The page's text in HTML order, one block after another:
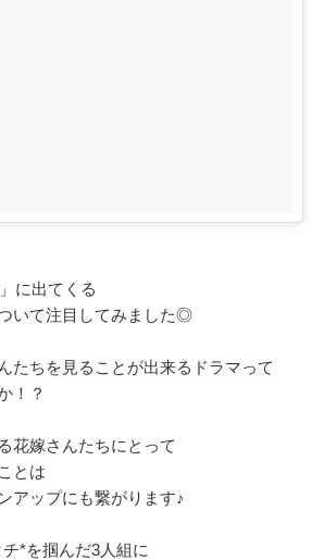
に出てくる
いて注目してみました◎
たちを見ることが出来るドラマって
！？
花嫁さんたちにとって
とは
アップにも繋がります♪
*を掴んだ3人組に